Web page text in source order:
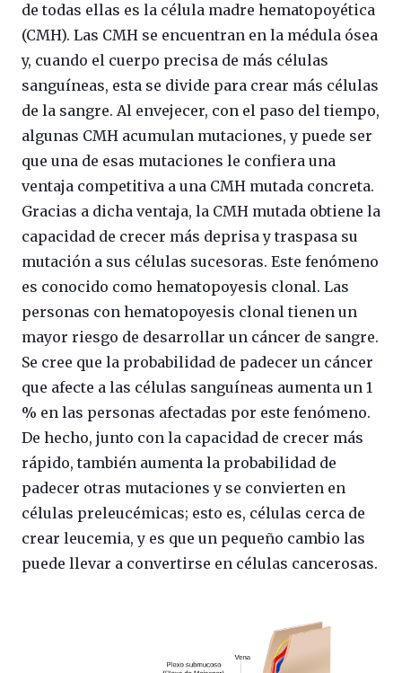
de todas ellas es la célula madre hematopoyética
(CMH). Las CMH se encuentran en la médula ósea
y, cuando el cuerpo precisa de más células
sanguíneas, esta se divide para crear más células
de la sangre. Al envejecer, con el paso del tiempo,
algunas CMH acumulan mutaciones, y puede ser
que una de esas mutaciones le confiera una
ventaja competitiva a una CMH mutada concreta.
Gracias a dicha ventaja, la CMH mutada obtiene la
capacidad de crecer más deprisa y traspasa su
mutación a sus células sucesoras. Este fenómeno
es conocido como hematopoyesis clonal. Las
personas con hematopoyesis clonal tienen un
mayor riesgo de desarrollar un cáncer de sangre.
Se cree que la probabilidad de padecer un cáncer
que afecte a las células sanguíneas aumenta un 1
% en las personas afectadas por este fenómeno.
De hecho, junto con la capacidad de crecer más
rápido, también aumenta la probabilidad de
padecer otras mutaciones y se convierten en
células preleucémicas; esto es, células cerca de
crear leucemia, y es que un pequeño cambio las
puede llevar a convertirse en células cancerosas.